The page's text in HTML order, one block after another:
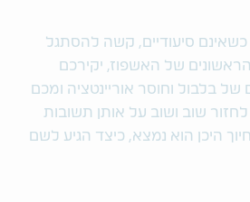
כשאינם סיעודיים, קשה להסתגל
הראשונים של האשפוז, יקירכם
של בלבול וחוסר אוריינטציה ומכם
שוב ושוב על אותן תשובות
היכן הוא נמצא, כיצד הגיע לשם